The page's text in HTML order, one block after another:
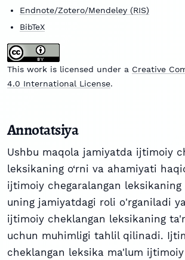
Endnote/Zotero/Mendeley (RIS)
BibTeX
This work is licensed under a Creative
4.0 International License.
Annotatsiya
Ushbu maqola jamiyatda ijtimoiy
leksikaning o‘rni va ahamiyati
ijtimoiy chegaralangan leksikaning
uning jamiyatdagi roli o'rganiladi
ijtimoiy cheklangan leksikaning
uchun muhimligi tahlil qilinadi.
cheklangan leksika ma'lum